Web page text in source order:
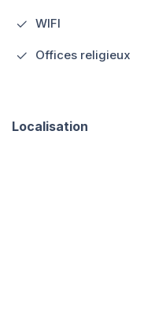
WIFI
Offices religieux
Localisation